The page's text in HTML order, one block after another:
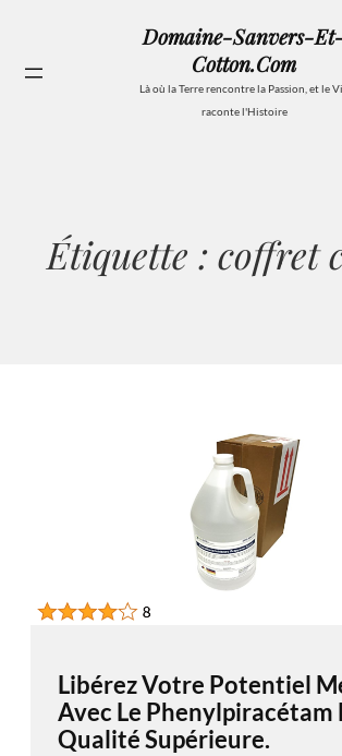
contenu
Domaine-Sanvers-
Cotton.com
Là où la Terre rencontre la Passion, et le
raconte l'Histoire
Étiquette : coffret
Libérez Votre Potentiel
Avec Le Phenylpiracétam
Qualité Supérieure.